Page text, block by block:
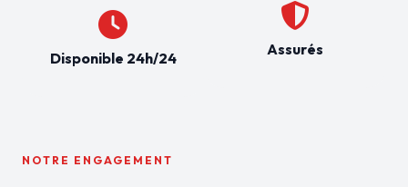
Disponible 24h/24 Assurés
NOTRE ENGAGEMENT